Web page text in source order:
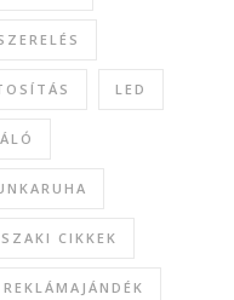
LED
CIKKEK
REKLÁMAJÁNDÉK